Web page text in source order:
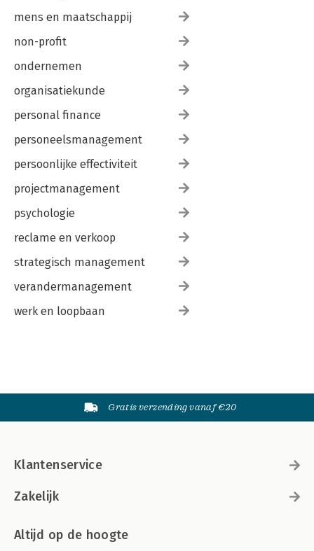
mens en maatschappij
non-profit
ondernemen
organisatiekunde
personal finance
personeelsmanagement
persoonlijke effectiviteit
projectmanagement
psychologie
reclame en verkoop
strategisch management
verandermanagement
werk en loopbaan
Gratis verzending vanaf €20
Klantenservice
Zakelijk
Altijd op de hoogte